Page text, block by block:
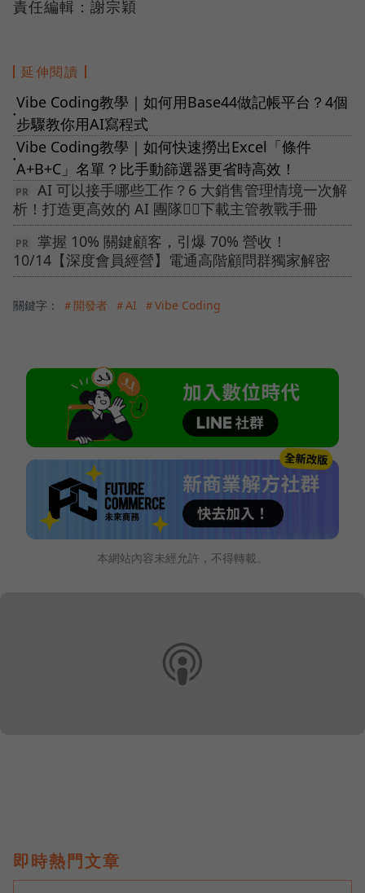
責任編輯：謝宗穎
延伸閱讀
●
Vibe Coding教學｜如何用Base44做記帳平台？4個
步驟教你用AI寫程式
●
Vibe Coding教學｜如何快速撈出Excel「條件
A+B+C」名單？比手動篩選器更省時高效！
AI 可以接手哪些工作？6 大銷售管理情境一次解
析！打造更高效的 AI 團隊👉🏻下載主管教戰手冊
掌握 10% 關鍵顧客，引爆 70% 營收！
10/14【深度會員經營】電通高階顧問群獨家解密
關鍵字： ＃開發者 ＃AI ＃Vibe Coding
本網站內容未經允許，不得轉載。
即時熱門文章